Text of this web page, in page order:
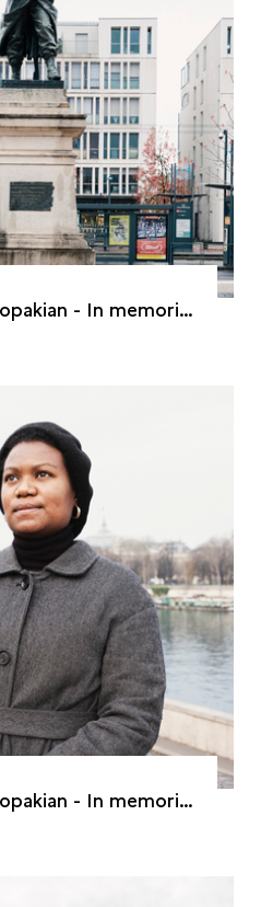
- In memorias
- In memorias